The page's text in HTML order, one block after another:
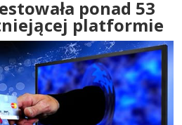
ponad 53
platformie